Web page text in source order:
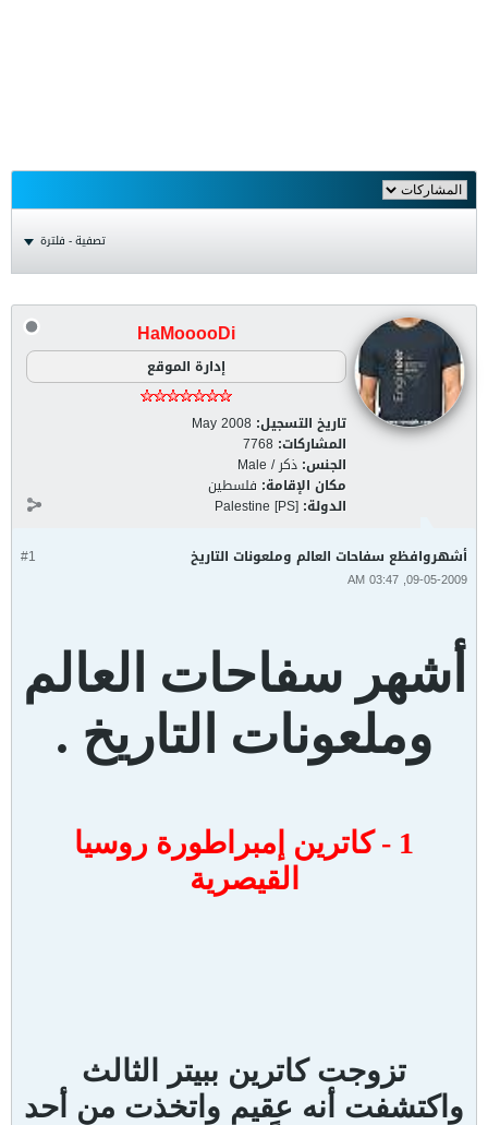
تصفية - فلترة
HaMooooDi
إدارة الموقع
تاريخ التسجيل: May 2008
المشاركات: 7768
الجنس: ذكر / Male
مكان الإقامة: فلسطين
الدولة: Palestine [PS]
#1 أشهروافظع سفاحات العالم وملعونات التاريخ
09-05-2009, 03:47 AM
أشهر سفاحات العالم
وملعونات التاريخ .
1 - كاترين إمبراطورة روسيا
القيصرية
تزوجت كاترين ببيتر الثالث
واكتشفت أنه عقيم واتخذت من أحد